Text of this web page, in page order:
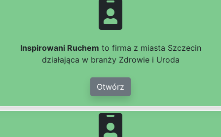
Inspirowani Ruchem to firma z miasta Szczecin
działająca w branży Zdrowie i Uroda
Otwórz